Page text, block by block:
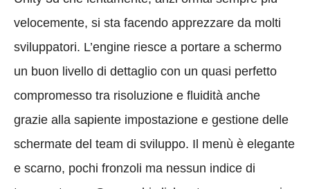
velocemente, si sta facendo apprezzare da molti
sviluppatori. L’engine riesce a portare a schermo
un buon livello di dettaglio con un quasi perfetto
compromesso tra risoluzione e fluidità anche
grazie alla sapiente impostazione e gestione delle
schermate del team di sviluppo. Il menù è elegante
e scarno, pochi fronzoli ma nessun indice di